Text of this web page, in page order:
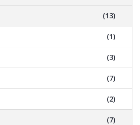
(13)
(1)
(3)
(7)
(2)
(7)